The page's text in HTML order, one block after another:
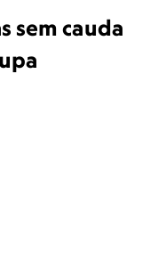
sem cauda